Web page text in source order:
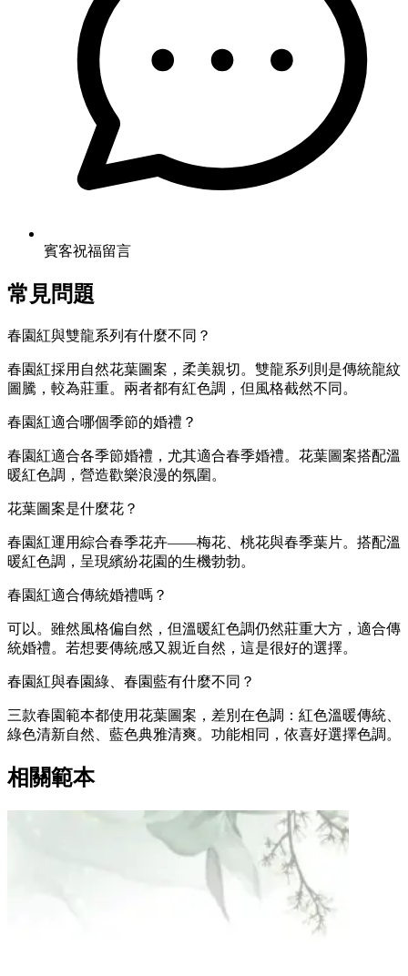
賓客祝福留言
常見問題
春園紅與雙龍系列有什麼不同？
春園紅採用自然花葉圖案，柔美親切。雙龍系列則是傳統龍紋
圖騰，較為莊重。兩者都有紅色調，但風格截然不同。
春園紅適合哪個季節的婚禮？
春園紅適合各季節婚禮，尤其適合春季婚禮。花葉圖案搭配溫
暖紅色調，營造歡樂浪漫的氛圍。
花葉圖案是什麼花？
春園紅運用綜合春季花卉——梅花、桃花與春季葉片。搭配溫
暖紅色調，呈現繽紛花園的生機勃勃。
春園紅適合傳統婚禮嗎？
可以。雖然風格偏自然，但溫暖紅色調仍然莊重大方，適合傳
統婚禮。若想要傳統感又親近自然，這是很好的選擇。
春園紅與春園綠、春園藍有什麼不同？
三款春園範本都使用花葉圖案，差別在色調：紅色溫暖傳統、
綠色清新自然、藍色典雅清爽。功能相同，依喜好選擇色調。
相關範本